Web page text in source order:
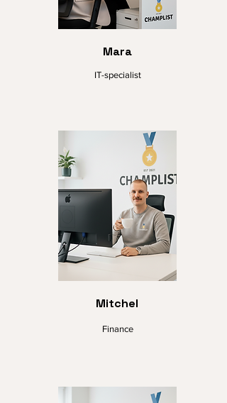
Mara
IT-specialist
Mitchel
Finance